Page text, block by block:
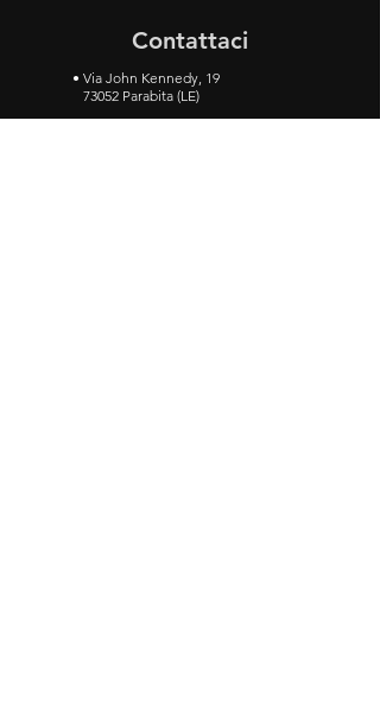
Contattaci
• Via John Kennedy, 19
73052 Parabita (LE)